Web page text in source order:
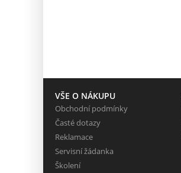
VŠE O NÁKUPU
Obchodní podmínky
Časté dotazy
Reklamace
Servisní žádanka
Školení